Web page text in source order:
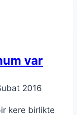
var
2016
kere birlikte